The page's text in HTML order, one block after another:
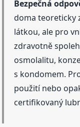
Bezpečná
doma teoreticky
látkou, ale pro
zdravotně
osmolalitu,
s kondomem.
použití nebo
certifikovaný